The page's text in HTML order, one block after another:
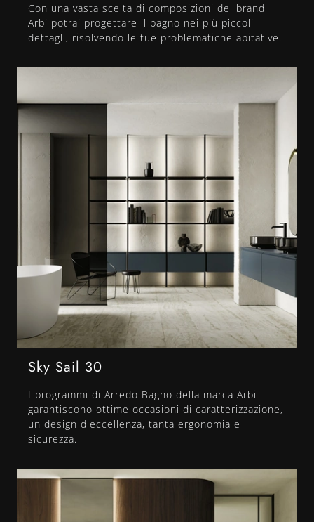
Con una vasta scelta di composizioni del brand
Arbi potrai progettare il bagno nei più piccoli
dettagli, risolvendo le tue problematiche abitative.
Sky Sail 30
I programmi di Arredo Bagno della marca Arbi
garantiscono ottime occasioni di caratterizzazione,
un design d'eccellenza, tanta ergonomia e
sicurezza.